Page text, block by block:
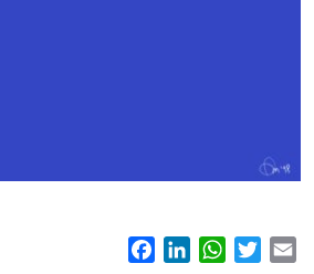
FacebookLinkedInWhatsApp
Twitter